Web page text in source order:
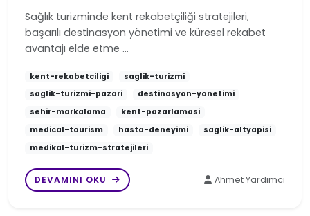
Sağlık turizminde kent rekabetçiliği stratejileri,
başarılı destinasyon yönetimi ve küresel rekabet
avantajı elde etme …
kent-rekabetciligi
saglik-turizmi
saglik-turizmi-pazari
destinasyon-yonetimi
sehir-markalama
kent-pazarlamasi
medical-tourism
hasta-deneyimi
saglik-altyapisi
medikal-turizm-stratejileri
DEVAMINI OKU Ahmet Yardımcı